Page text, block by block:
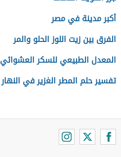
أكبر مدينة في مصر
الفرق بين زيت اللوز الحلو والمر
المعدل الطبيعي للسكر العشوائي
تفسير حلم المطر الغزير في النهار